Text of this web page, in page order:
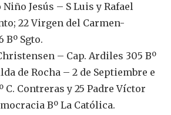
Jesús – S Luis y Rafael
22 Virgen del Carmen-
Bº Sgto.
– Cap. Ardiles 305 Bº
de Rocha – 2 de Septiembre e
C. Contreras y 25 Padre Víctor
Bº La Católica.